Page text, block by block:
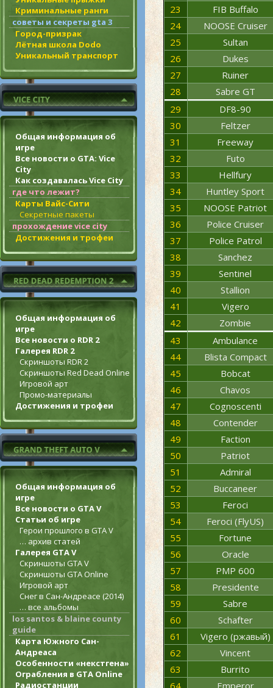
Криминальные ранги
советы и секреты gta 3
Город-призрак
Лётная школа Dodo
Уникальный транспорт
Общая информация об
игре
Все новости о GTA: Vice
City
Как создавалась Vice City
где что лежит?
Карты Вайс-Сити
Секретные пакеты
прохождение vice city
Достижения и трофеи
Общая информация об
игре
Все новости о RDR 2
Галерея RDR 2
Скриншоты RDR 2
Скриншоты Red Dead Online
Игровой арт
Промо-материалы
Достижения и трофеи
Общая информация об
игре
Все новости о GTA V
Статьи об игре
Герои прошлого в GTA V
… архив статей
Галерея GTA V
Скриншоты GTA V
Скриншоты GTA Online
Игровой арт
Снег в Сан-Андреасе (2014)
… все альбомы
los santos & blaine county
guide
Карта Южного Сан-
Андреаса
Особенности «некстгена»
Ограбления в GTA Online
Радиостанции
23
FIB Buffalo
24
NOOSE Cruiser
25
Sultan
26
Dukes
27
Ruiner
28
Sabre GT
29
DF8-90
30
Feltzer
31
Freeway
32
Futo
33
Hellfury
34
Huntley Sport
35
NOOSE Patriot
36
Police Cruiser
37
Police Patrol
38
Sanchez
39
Sentinel
40
Stallion
41
Vigero
42
Zombie
43
Ambulance
44
Blista Compact
45
Bobcat
46
Chavos
47
Cognoscenti
48
Contender
49
Faction
50
Patriot
51
Admiral
52
Buccaneer
53
Feroci
54
Feroci (FlyUS)
55
Fortune
56
Oracle
57
PMP 600
58
Presidente
59
Sabre
60
Schafter
61
Vigero (ржавый)
62
Vincent
63
Burrito